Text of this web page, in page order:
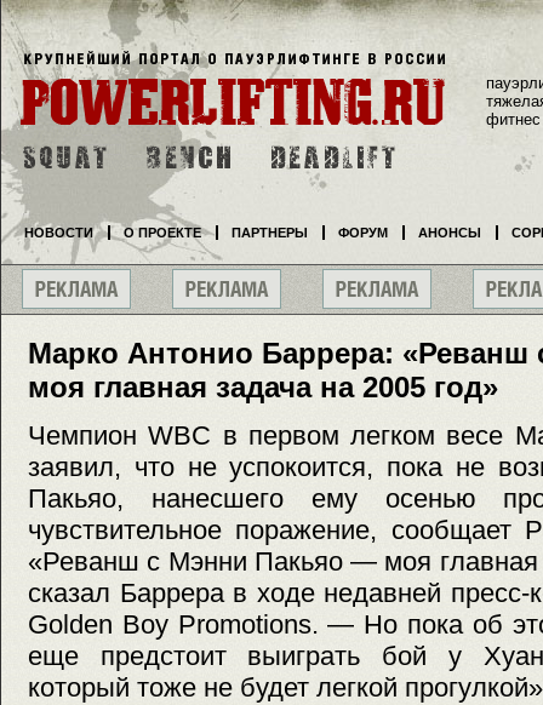
Марко Антонио Баррера:
моя главная задача на 2005 год»
Чемпион WBC в первом легком весе
заявил, что не успокоится, пока не
Пакьяо, нанесшего ему осенью
чувствительное поражение, сообщает
«Реванш с Мэнни Пакьяо — моя
сказал Баррера в ходе недавней
Golden Boy Promotions. — Но пока об
еще предстоит выиграть бой у
который тоже не будет легкой
фитнес
НОВОСТИ О ПРОЕКТЕ ПАРТНЕРЫ ФОРУМ АНОНСЫ